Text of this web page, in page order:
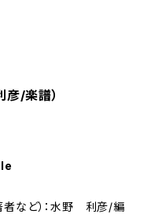
/楽譜）
など）：水野 利彦/編